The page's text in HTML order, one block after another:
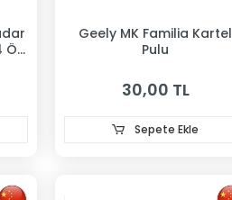
Geely MK Familia Kartel
Pulu
30,00 TL
Sepete Ekle